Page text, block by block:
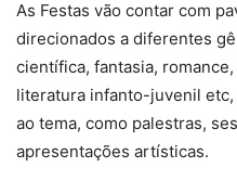
As Festas vão contar com
direcionados a diferentes
científica, fantasia,
literatura infanto-juvenil
ao tema, como palestras,
apresentações artísticas.